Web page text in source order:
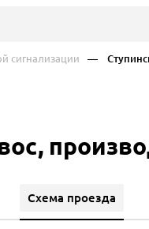
—
Схема проезда